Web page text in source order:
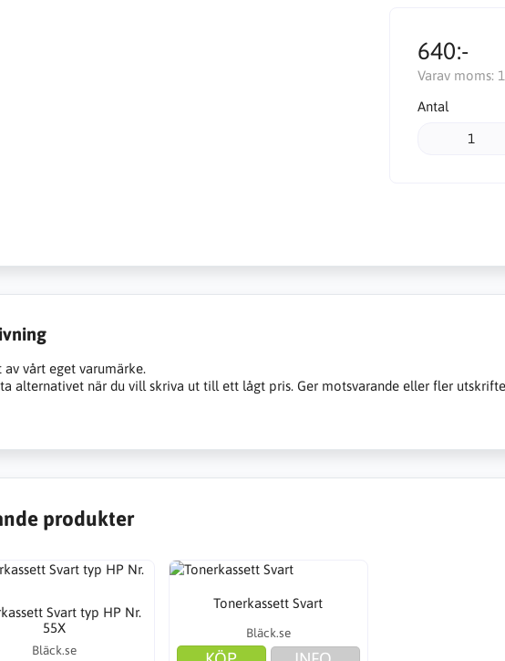
640:-
Varav moms:
Antal
av vårt eget varumärke.
alternativet när du vill skriva ut till ett lågt pris. Ger motsvarande eller fler
produkter
Svart typ HP Nr.
55X
Bläck.se
Tonerkassett Svart
Bläck.se